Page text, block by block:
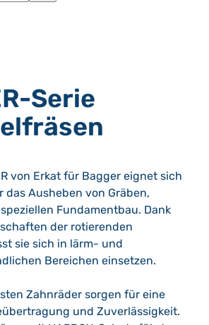
Serie
von Erkat für Bagger eignet sich
das Ausheben von Gräben,
Fundamentbau. Dank
der rotierenden
sie sich in lärm- und
Bereichen einsetzen.
Zahnräder sorgen für eine
und Zuverlässigkeit.